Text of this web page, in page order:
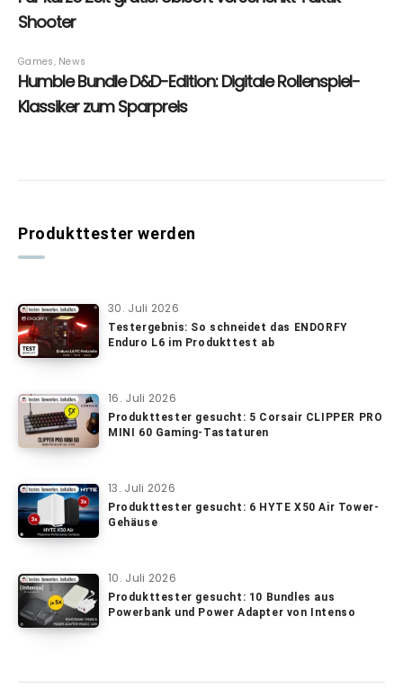
Produkttester werden
30. Juli 2026
Testergebnis: So schneidet das ENDORFY
Enduro L6 im Produkttest ab
16. Juli 2026
Produkttester gesucht: 5 Corsair CLIPPER PRO
MINI 60 Gaming-Tastaturen
13. Juli 2026
Produkttester gesucht: 6 HYTE X50 Air Tower-
Gehäuse
10. Juli 2026
Produkttester gesucht: 10 Bundles aus
Powerbank und Power Adapter von Intenso